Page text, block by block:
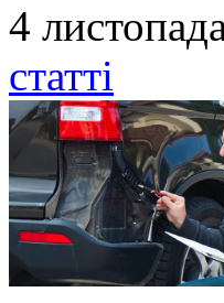
4
статті